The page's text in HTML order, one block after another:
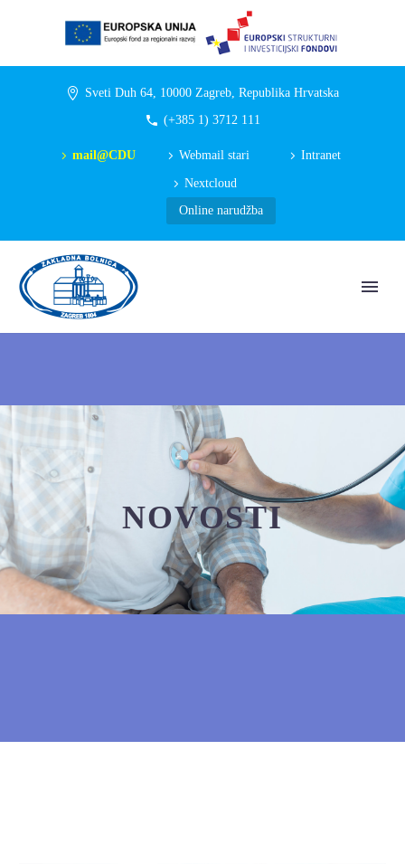
Sveti Duh 64, 10000 Zagreb, Republika Hrvatska
(+385 1) 3712 111
mail@CDU Webmail stari Intranet
Nextcloud
Online narudžba
NOVOSTI